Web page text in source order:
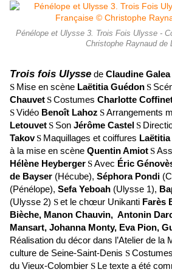
Pénélope et Ulysse 3. Trois Fois Ulysse -
Christophe Raynaud de
Trois fois Ulysse de Claudine Galea
S Mise en scène Laëtitia Guédon S
Chauvet SCostumes Charlotte
SVidéo Benoît Lahoz SArrangements
Letouvet S Son Jérôme Castel S
Takov S Maquillages et coiffures
à la mise en scène Quentin Amiot S
Hélène Heyberger SAvec Éric
de Bayser (Hécube), Séphora Pondi (
(Pénélope), Sefa Yeboah (Ulysse 1),
(Ulysse 2) Set le chœur Unikanti Farès
Bièche, Manon Chauvin, Antonin
Mansart, Johanna Monty, Eva Pion,
Réalisation du décor dans l’Atelier de la
culture de Seine-Saint-Denis S
du Vieux-Colombier S Le texte a été